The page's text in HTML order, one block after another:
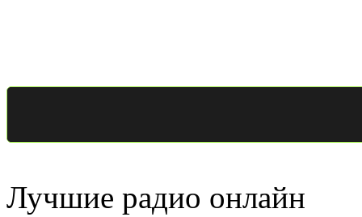
Лучшие радио онлайн